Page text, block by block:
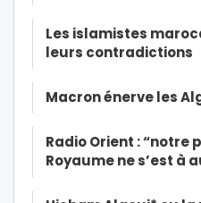
Les islamistes
leurs contradictions
Macron énerve les
Radio Orient : “notre
Royaume ne s’est à